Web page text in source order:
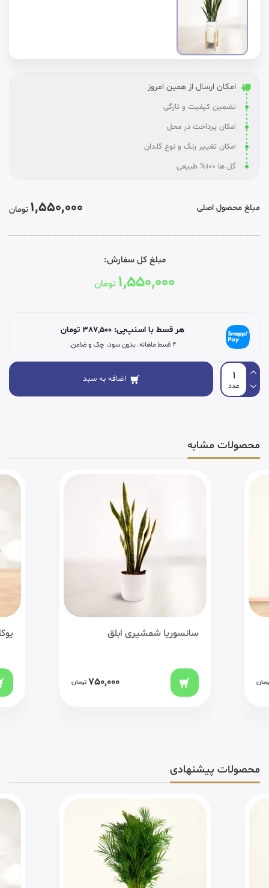
امکان ارسال از همین امروز
تضمین کیفیت و تازگی
امکان پرداخت در محل
امکان تغییر رنگ و نوع گلدان
گل ها 100% طبیعی
مبلغ محصول اصلی 1,550,000 تومان
مبلغ کل سفارش:
1,550,000تومان
هر قسط با اسنپ‌پی: 387,500 تومان
۴ قسط ماهانه. بدون سود، چک و ضامن.
اضافه به سبد
محصولات مشابه
سانسوریا شمشیری ابلق
750,000 تومان
محصولات پیشنهادی